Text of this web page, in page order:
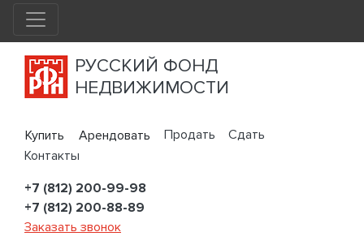
РУССКИЙ ФОНД
НЕДВИЖИМОСТИ
Купить Арендовать Продать
Сдать
Контакты
+7 (812) 200-99-98
+7 (812) 200-88-89
Заказать звонок